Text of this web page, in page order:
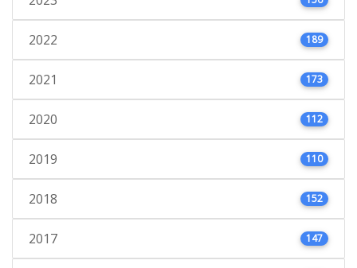
2022 189
2021 173
2020 112
2019 110
2018 152
2017 147